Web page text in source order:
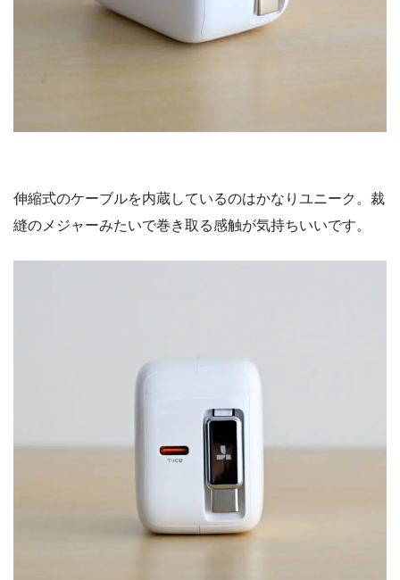
伸縮式のケーブルを内蔵しているのはかなりユニーク。裁
縫のメジャーみたいで巻き取る感触が気持ちいいです。